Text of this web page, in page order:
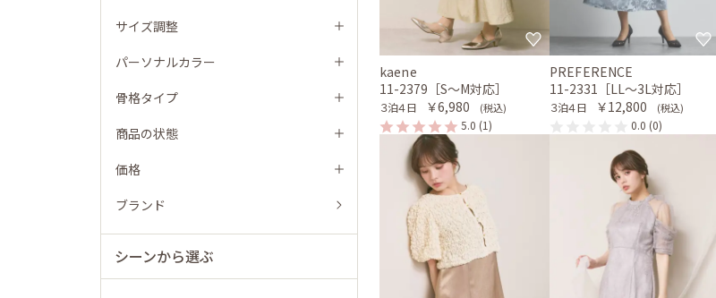
サイズ調整
パーソナルカラー
骨格タイプ
商品の状態
価格
ブランド
シーンから選ぶ
kaene
11-2379［S〜M対応］
３泊４日 ￥6,980 (税込)
5.0 (1)
PREFERENCE
11-2331［LL〜3L対応］
３泊４日 ￥12,800 (税込)
0.0 (0)